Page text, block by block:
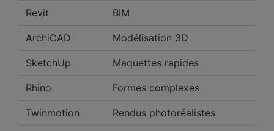
Revit BIM
ArchiCAD Modélisation 3D
SketchUp Maquettes rapides
Rhino Formes complexes
Twinmotion Rendus photoréalistes